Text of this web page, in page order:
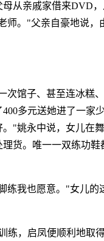
亲戚家借来DVD，
师。"父亲自豪地说，
馆子、甚至连冰糕
多元送她进了一家
"姚永中说，女儿在
货。唯一一双练功
我也愿意。"女儿的
，启凤便顺利地取